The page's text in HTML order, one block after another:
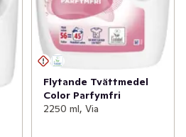
Flytande Tvättmedel
Color Parfymfri
2250 ml, Via